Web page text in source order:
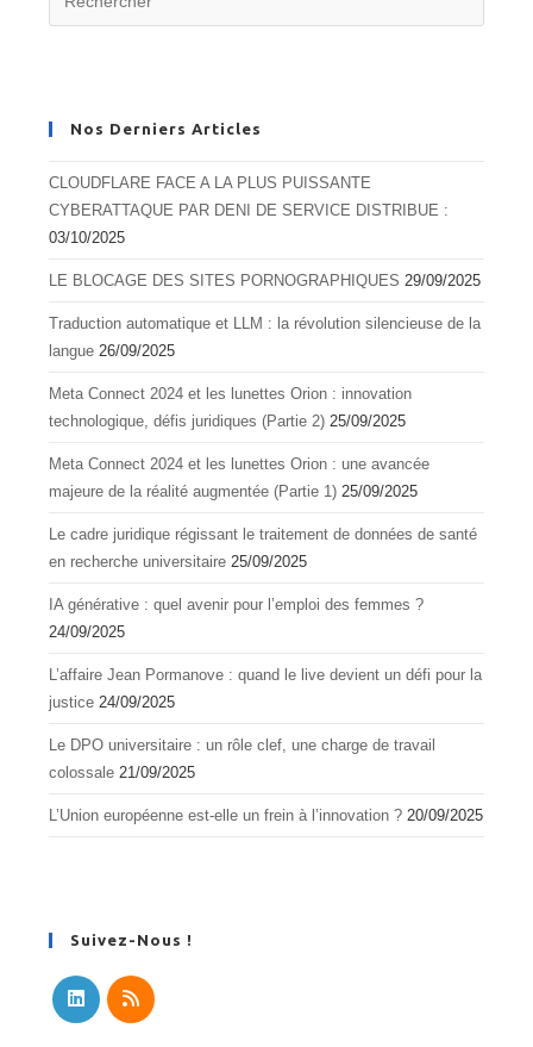
Nos Derniers Articles
CLOUDFLARE FACE A LA PLUS PUISSANTE
CYBERATTAQUE PAR DENI DE SERVICE DISTRIBUE :
03/10/2025
LE BLOCAGE DES SITES PORNOGRAPHIQUES 29/09/2025
Traduction automatique et LLM : la révolution silencieuse de la
langue 26/09/2025
Meta Connect 2024 et les lunettes Orion : innovation
technologique, défis juridiques (Partie 2) 25/09/2025
Meta Connect 2024 et les lunettes Orion : une avancée
majeure de la réalité augmentée (Partie 1) 25/09/2025
Le cadre juridique régissant le traitement de données de santé
en recherche universitaire 25/09/2025
IA générative : quel avenir pour l’emploi des femmes ?
24/09/2025
L’affaire Jean Pormanove : quand le live devient un défi pour la
justice 24/09/2025
Le DPO universitaire : un rôle clef, une charge de travail
colossale 21/09/2025
L’Union européenne est-elle un frein à l’innovation ? 20/09/2025
Suivez-Nous !